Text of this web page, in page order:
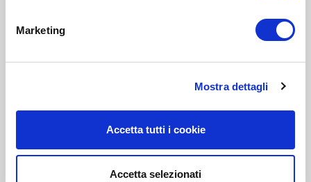
Marketing
Mostra dettagli
Accetta tutti i cookie
Accetta selezionati